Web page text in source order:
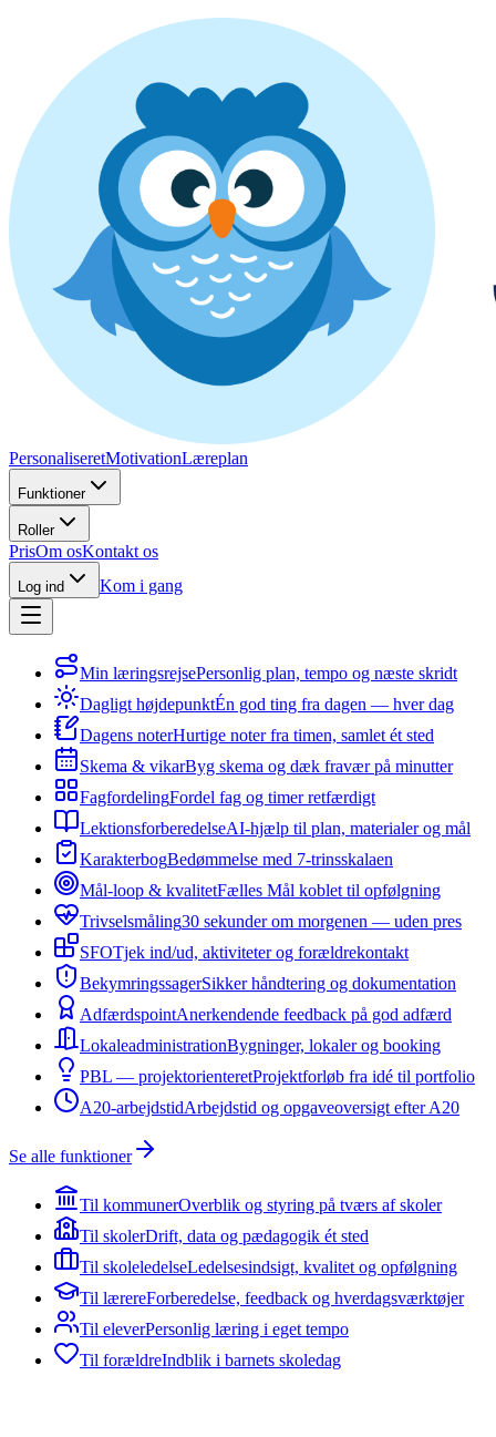
PersonaliseretMotivationLæreplan
Funktioner
Roller
PrisOm osKontakt os
Log ind Kom i gang
Min læringsrejsePersonlig plan, tempo og næste skridt
Dagligt højdepunktÉn god ting fra dagen — hver dag
Dagens noterHurtige noter fra timen, samlet ét sted
Skema & vikarByg skema og dæk fravær på minutter
FagfordelingFordel fag og timer retfærdigt
LektionsforberedelseAI-hjælp til plan, materialer og mål
KarakterbogBedømmelse med 7-trinsskalaen
Mål-loop & kvalitetFælles Mål koblet til opfølgning
Trivselsmåling30 sekunder om morgenen — uden pres
SFOTjek ind/ud, aktiviteter og forældrekontakt
BekymringssagerSikker håndtering og dokumentation
AdfærdspointAnerkendende feedback på god adfærd
LokaleadministrationBygninger, lokaler og booking
PBL — projektorienteretProjektforløb fra idé til portfolio
A20-arbejdstidArbejdstid og opgaveoversigt efter A20
Se alle funktioner
Til kommunerOverblik og styring på tværs af skoler
Til skolerDrift, data og pædagogik ét sted
Til skoleledelseLedelsesindsigt, kvalitet og opfølgning
Til lærereForberedelse, feedback og hverdagsværktøjer
Til eleverPersonlig læring i eget tempo
Til forældreIndblik i barnets skoledag